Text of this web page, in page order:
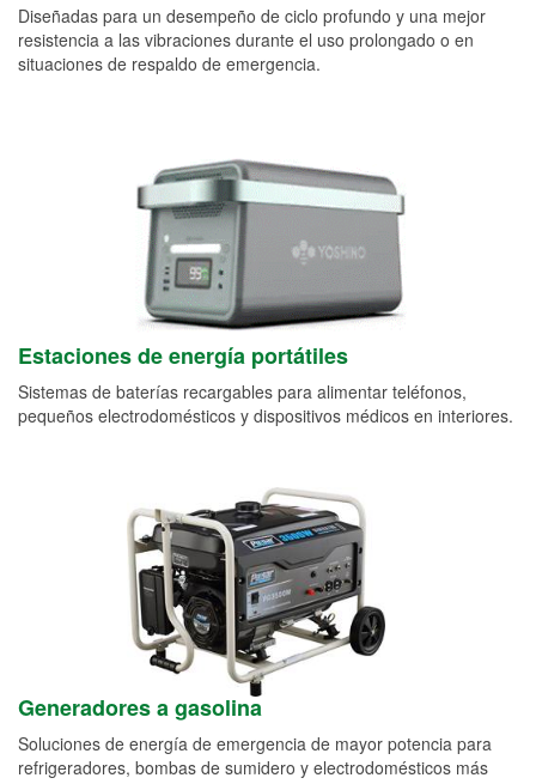
Diseñadas para un desempeño de ciclo profundo y una mejor
resistencia a las vibraciones durante el uso prolongado o en
situaciones de respaldo de emergencia.
Estaciones de energía portátiles
Sistemas de baterías recargables para alimentar teléfonos,
pequeños electrodomésticos y dispositivos médicos en interiores.
Generadores a gasolina
Soluciones de energía de emergencia de mayor potencia para
refrigeradores, bombas de sumidero y electrodomésticos más